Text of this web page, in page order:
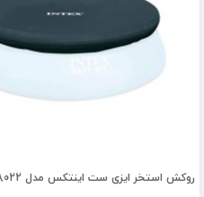
روکش استخر ایزی ست اینتکس مدل 28022